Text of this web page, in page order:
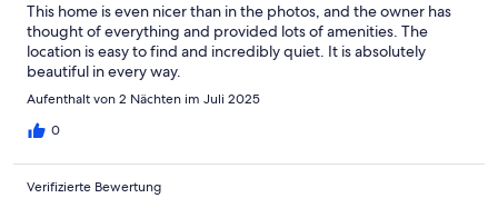
This home is even nicer than in the photos, and the owner has
thought of everything and provided lots of amenities. The
location is easy to find and incredibly quiet. It is absolutely
beautiful in every way.
Aufenthalt von 2 Nächten im Juli 2025
0
Verifizierte Bewertung